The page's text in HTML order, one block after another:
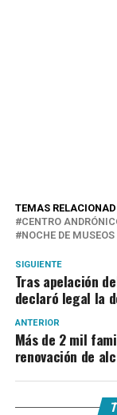
TEMAS
CENTRO
NOCHE DE MUSEOS
SIGUIENTE
Tras apelación
declaró legal la
ANTERIOR
Más de 2 mil
renovación de